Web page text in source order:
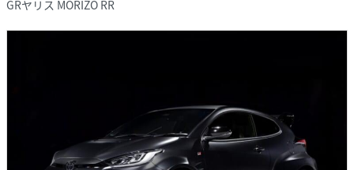
GRヤリス MORIZO RR